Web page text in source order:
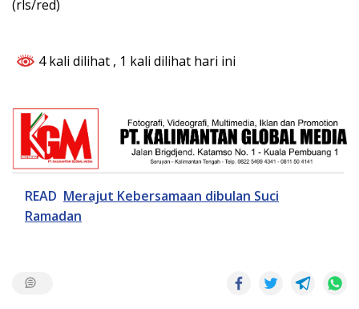
(rls/red)
4 kali dilihat , 1 kali dilihat hari ini
READ Merajut Kebersamaan dibulan Suci
Ramadan